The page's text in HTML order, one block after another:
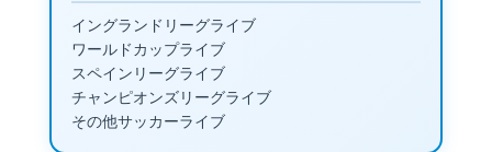
イングランドリーグライブ
ワールドカップライブ
スペインリーグライブ
チャンピオンズリーグライブ
その他サッカーライブ